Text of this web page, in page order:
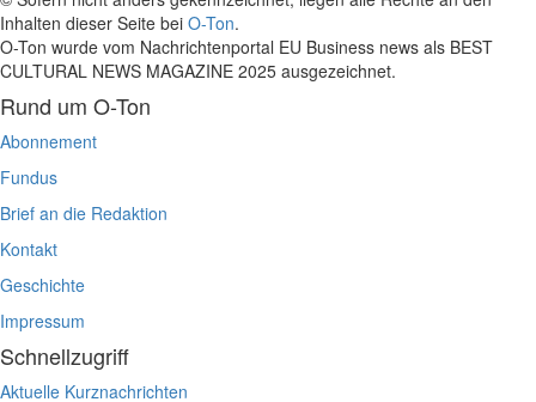
Inhalten dieser Seite bei O-Ton.
O-Ton wurde vom Nachrichtenportal EU Business news als BEST
CULTURAL NEWS MAGAZINE 2025 ausgezeichnet.
Rund um O-Ton
Abonnement
Fundus
Brief an die Redaktion
Kontakt
Geschichte
Impressum
Schnellzugriff
Aktuelle Kurznachrichten